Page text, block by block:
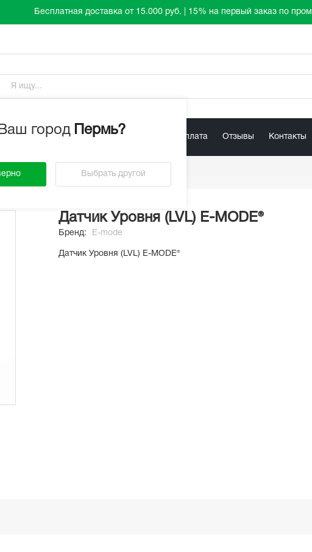
Бесплатная доставка от 15.000 руб. | 15% на первый заказ по
Ваш город Пермь?
Выбрать другой
Прайс-лист Акции Доставка / Оплата Отзывы Контакты
/ Датчик Уровня (LVL) E-MODE®
Датчик Уровня (LVL) E-MODE®
Бренд: E-mode
Датчик Уровня (LVL) E-MODE®